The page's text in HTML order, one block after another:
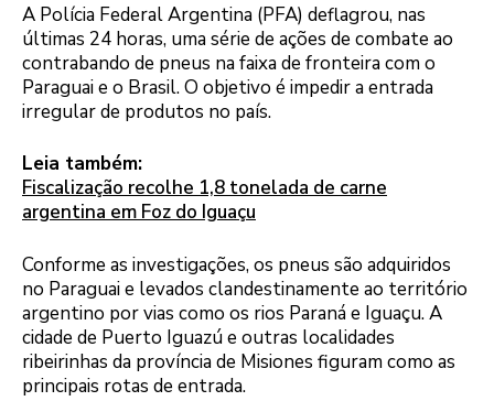
A Polícia Federal Argentina (PFA) deflagrou, nas
últimas 24 horas, uma série de ações de combate ao
contrabando de pneus na faixa de fronteira com o
Paraguai e o Brasil. O objetivo é impedir a entrada
irregular de produtos no país.
Leia também:
Fiscalização recolhe 1,8 tonelada de carne
argentina em Foz do Iguaçu
Conforme as investigações, os pneus são adquiridos
no Paraguai e levados clandestinamente ao território
argentino por vias como os rios Paraná e Iguaçu. A
cidade de Puerto Iguazú e outras localidades
ribeirinhas da província de Misiones figuram como as
principais rotas de entrada.